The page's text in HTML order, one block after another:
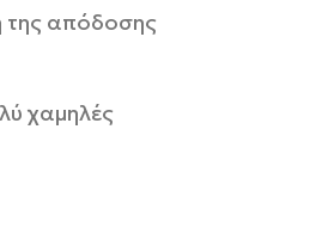
της απόδοσης
χαμηλές